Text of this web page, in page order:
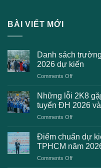
BÀI VIẾT MỚI
Danh sách
2026 dự kiến
Comments Offon
sách
trường
công
bố
chuẩn
Đại
Những lỗi 2K8
tuyển ĐH 2026
Comments Offon
lỗi
2K8
gặp
phải
Điểm chuẩn dự
TPHCM năm
Comments Offon